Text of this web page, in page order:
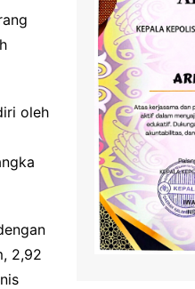
oleh
2,92